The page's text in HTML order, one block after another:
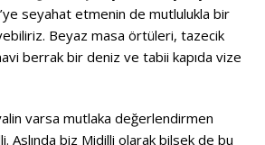
seyahat etmenin de mutlulukla bir
Beyaz masa örtüleri, tazecik
berrak bir deniz ve tabii kapıda vize
varsa mutlaka değerlendirmen
Aslında biz Midilli olarak bilsek de bu